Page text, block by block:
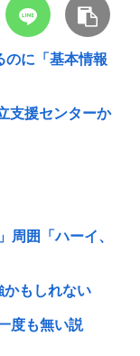
のに「基本情報
支援センターか
周囲「ハーイ、
かもしれない
度も無い説